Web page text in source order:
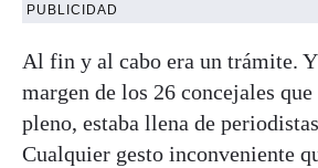
PUBLICIDAD
Al fin y al cabo era un trámite.
margen de los 26 concejales
pleno, estaba llena de
Cualquier gesto inconveniente